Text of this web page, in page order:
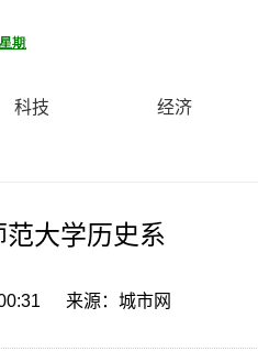
科技 经济
大学历史系
来源：城市网